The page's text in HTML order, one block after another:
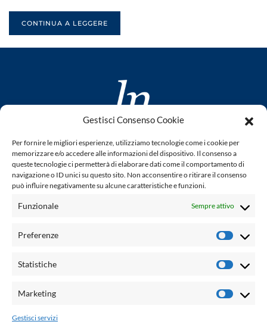
Gestisci Consenso Cookie
Per fornire le migliori esperienze, utilizziamo tecnologie come i cookie per
memorizzare e/o accedere alle informazioni del dispositivo. Il consenso a
queste tecnologie ci permetterà di elaborare dati come il comportamento di
navigazione o ID unici su questo sito. Non acconsentire o ritirare il consenso
può influire negativamente su alcune caratteristiche e funzioni.
Funzionale Sempre attivo
Preferenze
Statistiche
Marketing
Gestisci servizi
CONTINUA A LEGGERE
www.laletteraturaenoi.it
fondato da Romano Luperini
Questo blog non rappresenta una testata giornalistica in
quanto viene aggiornato senza alcuna periodicità. Non può
legge n° 62 del 7.03.2001. L'autore non è responsabile per
email: